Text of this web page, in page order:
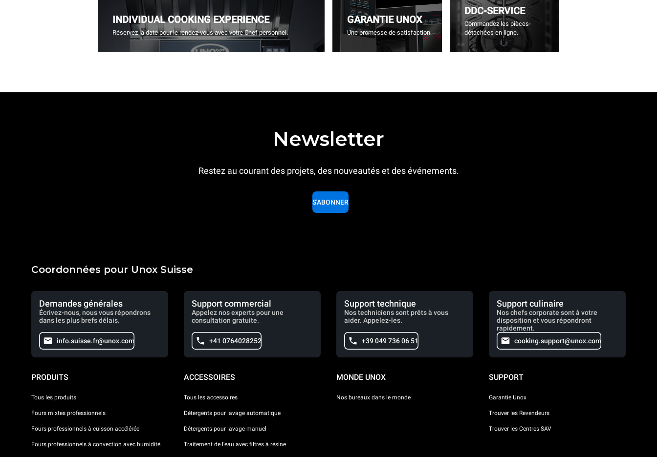
INDIVIDUAL COOKING EXPERIENCE
Réservez la date pour le rendez-vous avec votre Chef personnel.
GARANTIE UNOX
Une promesse de satisfaction.
DDC-SERVICE
Commandez les pièces-
détachées en ligne.
Newsletter
Restez au courant des projets, des nouveautés et des événements.
S'ABONNER
Coordonnées pour Unox Suisse
Demandes générales
Écrivez-nous, nous vous répondrons
dans les plus brefs délais.
info.suisse.fr@unox.com
Support commercial
Appelez nos experts pour une
consultation gratuite.
+41 0764028252
Support technique
Nos techniciens sont prêts à vous
aider. Appelez-les.
+39 049 736 06 51
Support culinaire
Nos chefs corporate sont à votre
disposition et vous répondront
rapidement.
cooking.support@unox.com
PRODUITS
Tous les produits
Fours mixtes professionnels
Fours professionnels à cuisson accélérée
Fours professionnels à convection avec humidité
ACCESSOIRES
Tous les accessoires
Détergents pour lavage automatique
Détergents pour lavage manuel
Traitement de l'eau avec filtres à résine
MONDE UNOX
Nos bureaux dans le monde
SUPPORT
Garantie Unox
Trouver les Revendeurs
Trouver les Centres SAV